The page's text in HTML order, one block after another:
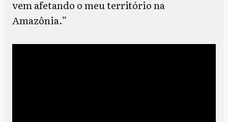
vem afetando o meu território na
Amazônia.”